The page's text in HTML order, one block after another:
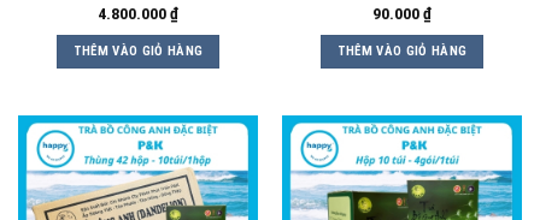
4.800.000₫
THÊM VÀO GIỎ HÀNG
90.000₫
THÊM VÀO GIỎ HÀNG